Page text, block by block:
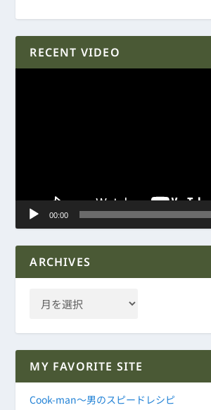
RECENT VIDEO
00:00
ARCHIVES
MY FAVORITE SITE
Cook-man～男のスピードレシピ